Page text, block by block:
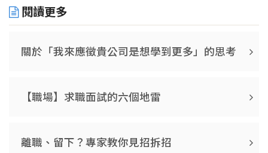
閱讀更多
關於「我來應徵貴公司是想學到更多」的思考
【職場】求職面試的六個地雷
離職、留下？專家教你見招拆招